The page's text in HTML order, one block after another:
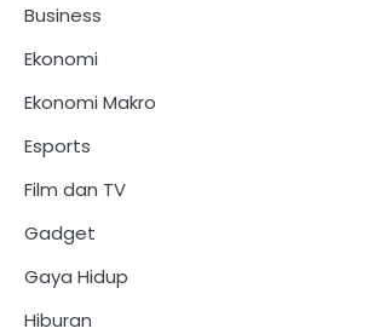
Business
Ekonomi
Ekonomi Makro
Esports
Film dan TV
Gadget
Gaya Hidup
Hiburan